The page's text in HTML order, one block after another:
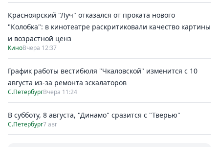
Красноярский "Луч" отказался от проката нового
"Колобка": в кинотеатре раскритиковали качество картины
и возрастной ценз
КиноВчера 12:37
График работы вестибюля "Чкаловской" изменится с 10
августа из-за ремонта эскалаторов
С.ПетербургВчера 11:24
В субботу, 8 августа, "Динамо" сразится с "Тверью"
С.Петербург7 авг